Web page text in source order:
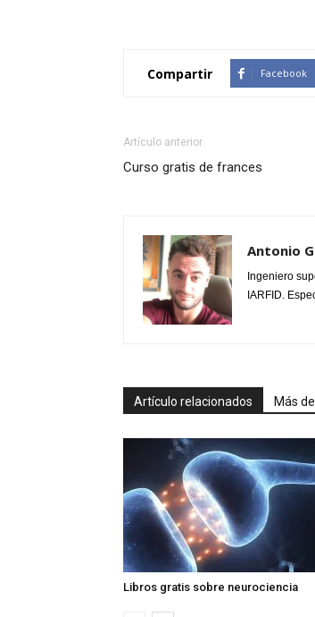
Compartir Facebook
Artículo anterior
Curso gratis de frances
Antonio
Ingeniero
IARFID.
Artículo relacionados Más
Libros gratis sobre neurociencia